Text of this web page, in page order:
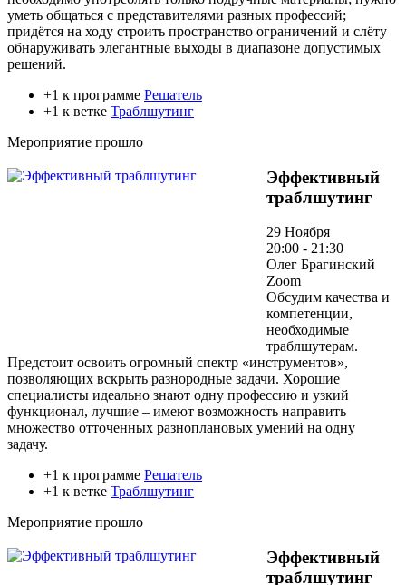
уметь общаться с представителями разных профессий;
придётся на ходу строить пространство ограничений и слёту
обнаруживать элегантные выходы в диапазоне допустимых
решений.
+1 к программе Решатель
+1 к ветке Траблшутинг
Мероприятие прошло
Эффективный
траблшутинг
29 Ноября
20:00 - 21:30
Олег Брагинский
Zoom
Обсудим качества и
компетенции,
необходимые
траблшутерам.
Предстоит освоить огромный спектр «инструментов»,
позволяющих вскрыть разнородные задачи. Хорошие
специалисты идеально знают одну профессию и узкий
функционал, лучшие – имеют возможность направить
множество отточенных разноплановых умений на одну
задачу.
+1 к программе Решатель
+1 к ветке Траблшутинг
Мероприятие прошло
Эффективный
траблшутинг